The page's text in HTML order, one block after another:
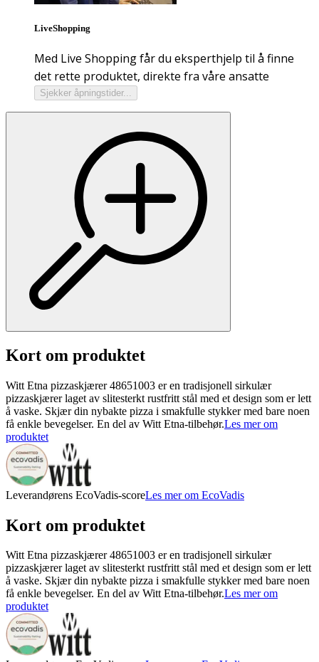
LiveShopping
Med Live Shopping får du eksperthjelp til å finne
det rette produktet, direkte fra våre ansatte
Sjekker åpningstider...
Kort om produktet
Witt Etna pizzaskjærer 48651003 er en tradisjonell sirkulær
pizzaskjærer laget av slitesterkt rustfritt stål med et design som er lett
å vaske. Skjær din nybakte pizza i smakfulle stykker med bare noen
få enkle bevegelser. En del av Witt Etna-tilbehør.Les mer om
produktet
Leverandørens EcoVadis-scoreLes mer om EcoVadis
Kort om produktet
Witt Etna pizzaskjærer 48651003 er en tradisjonell sirkulær
pizzaskjærer laget av slitesterkt rustfritt stål med et design som er lett
å vaske. Skjær din nybakte pizza i smakfulle stykker med bare noen
få enkle bevegelser. En del av Witt Etna-tilbehør.Les mer om
produktet